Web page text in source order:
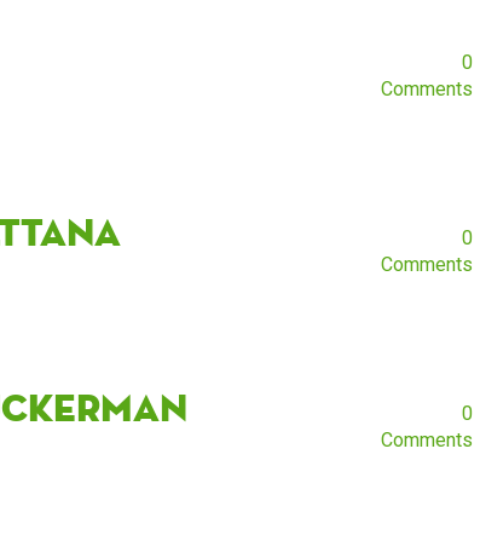
0
Comments
0
Comments
0
Comments